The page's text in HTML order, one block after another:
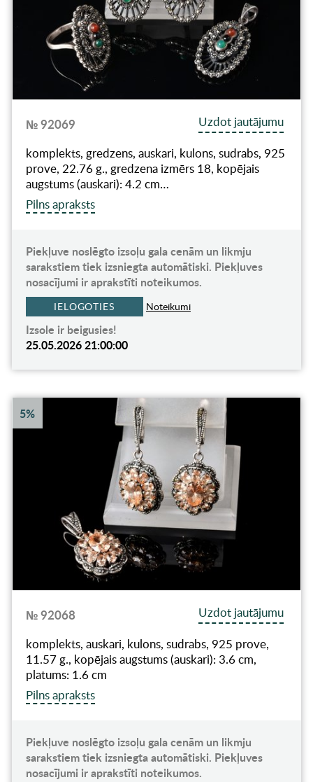
№ 92069
Uzdot jautājumu
komplekts, gredzens, auskari, kulons, sudrabs, 925
prove, 22.76 g., gredzena izmērs 18, kopējais
augstums (auskari): 4.2 cm…
Pilns apraksts
Piekļuve noslēgto izsoļu gala cenām un likmju
sarakstiem tiek izsniegta automātiski. Piekļuves
nosacījumi ir aprakstīti noteikumos.
IELOGOTIES Noteikumi
Izsole ir beigusies!
25.05.2026 21:00:00
5%
№ 92068
Uzdot jautājumu
komplekts, auskari, kulons, sudrabs, 925 prove,
11.57 g., kopējais augstums (auskari): 3.6 cm,
platums: 1.6 cm
Pilns apraksts
Piekļuve noslēgto izsoļu gala cenām un likmju
sarakstiem tiek izsniegta automātiski. Piekļuves
nosacījumi ir aprakstīti noteikumos.